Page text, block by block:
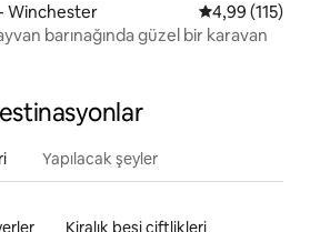
Winchester 5 üzerinden
4,99 (115)
barınağında güzel bir karavan
Yapılacak şeyler
Kiralık besi çiftlikleri